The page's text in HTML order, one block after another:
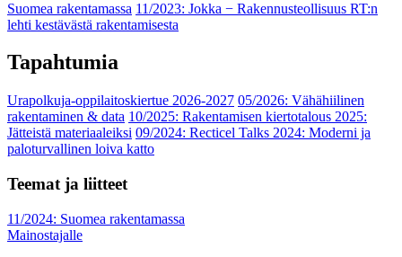
Suomea rakentamassa 11/2023: Jokka − Rakennusteollisuus RT:n
lehti kestävästä rakentamisesta
Tapahtumia
Urapolkuja-oppilaitoskiertue 2026-2027 05/2026: Vähähiilinen
rakentaminen & data 10/2025: Rakentamisen kiertotalous 2025:
Jätteistä materiaaleiksi 09/2024: Recticel Talks 2024: Moderni ja
paloturvallinen loiva katto
Teemat ja liitteet
11/2024: Suomea rakentamassa
Mainostajalle